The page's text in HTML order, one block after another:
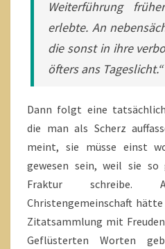
Weiterführung
erlebte. An
die sonst in ihre
öfters ans Tageslicht.“
Dann folgt eine
die man als Scherz
meint, sie müsse einst
gewesen sein, weil sie
Fraktur schreibe.
Christengemeinschaft
Zitatsammlung mit
Geflüsterten Worten